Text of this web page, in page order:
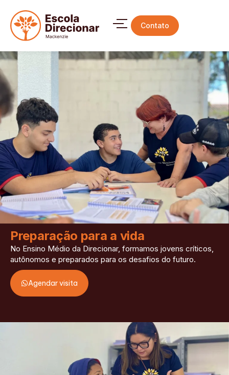
Contato
Preparação para a vida
No Ensino Médio da Direcionar, formamos jovens críticos,
autônomos e preparados para os desafios do futuro.
Agendar visita